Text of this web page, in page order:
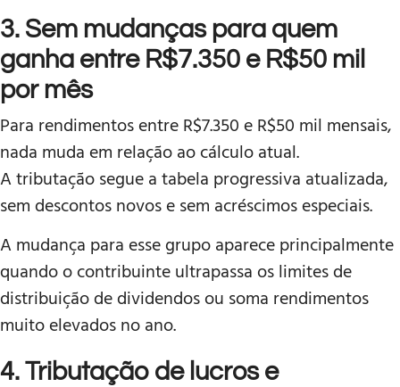
3. Sem mudanças para quem
ganha entre R$7.350 e R$50 mil
por mês
Para rendimentos entre R$7.350 e R$50 mil mensais,
nada muda em relação ao cálculo atual.
A tributação segue a tabela progressiva atualizada,
sem descontos novos e sem acréscimos especiais.
A mudança para esse grupo aparece principalmente
quando o contribuinte ultrapassa os limites de
distribuição de dividendos ou soma rendimentos
muito elevados no ano.
4. Tributação de lucros e